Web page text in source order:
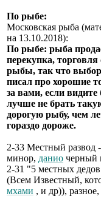
По рыбе:
Московская рыба
на 13.10.2018):
По рыбе: рыба
перекупка, торговля
рыбы, так что
писал про хорошие
за вами, если
лучше не брать
дорогую рыбу, чем
гораздо дороже.
2-33 Местный развод
минор, данио черный
2-31 "5 местных
(Всем Известный,
мхами , и др)),